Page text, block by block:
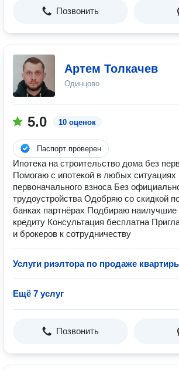
Позвонить
Артем Толкачев
Одинцово
5.0 10 оценок
Паспорт проверен
Ипотека на строительство дома без
Помогаю с ипотекой в любых ситуациях
первоначального взноса Без
трудоустройства Одобряю со скидкой
банках партнёрах Подбираю наилучшие
кредиту Консультация бесплатна
и брокеров к сотрудничеству
Услуги риэлтора по продаже
Ещё 7 услуг
Позвонить